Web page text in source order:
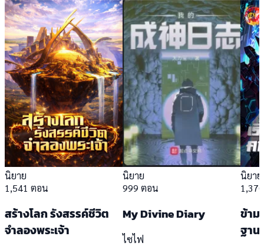
นิยาย
1,541 ตอน
สร้างโลก รังสรรค์ชีวิต
จำลองพระเจ้า
นิยาย
999 ตอน
My Divine Diary
ไซไฟ
นิยาย
ข้าม
ฐาน